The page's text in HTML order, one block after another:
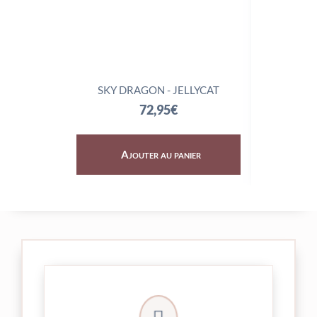
SKY DRAGON - JELLYCAT
72,95€
Ajouter au panier